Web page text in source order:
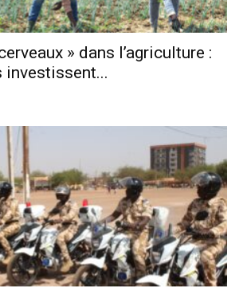
» dans l’agriculture :
investissent...